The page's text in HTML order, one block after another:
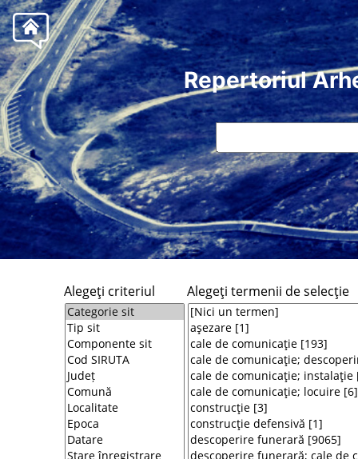
Repertoriul
Alegeţi criteriul Alegeţi termenii de selecţie